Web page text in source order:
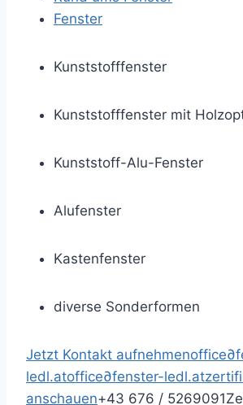
Fenster
Kunststofffenster
Kunststofffenster mit
Kunststoff-Alu-Fenster
Alufenster
Kastenfenster
diverse Sonderformen
Jetzt Kontakt aufnehmenoffice∂
ledl.atoffice∂fenster-ledl.at
anschauen+43 676 / 5269091